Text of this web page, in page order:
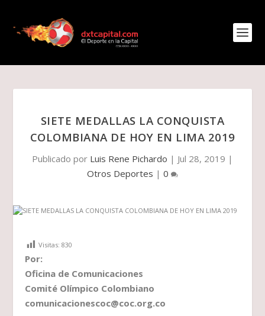
SIETE MEDALLAS LA CONQUISTA
COLOMBIANA DE HOY EN LIMA 2019
Publicado por Luis Rene Pichardo | Jul 28, 2019 |
Otros Deportes | 0
Visitas: 830
Por:
Oficina de Comunicaciones
Comité Olímpico Colombiano
comunicacionescoc@coc.org.co